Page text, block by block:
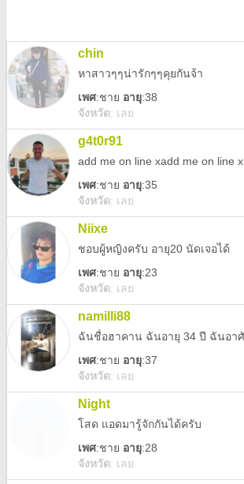
chin
หาสาวๆๆน่ารักๆๆคุยกันจ้า
เพศ:ชาย อายุ:38
จังหวัด: เลย
g4t0r91
add me on line xadd me on line x
เพศ:ชาย อายุ:35
จังหวัด: เลย
Niixe
ชอบผู้หญิงครับ อายุ20 นัดเจอได้
เพศ:ชาย อายุ:23
จังหวัด: เลย
namilli88
เพศ:ชาย อายุ:37
จังหวัด: เลย
Night
โสด แอดมารู้จักกันได้ครับ
เพศ:ชาย อายุ:28
จังหวัด: เลย